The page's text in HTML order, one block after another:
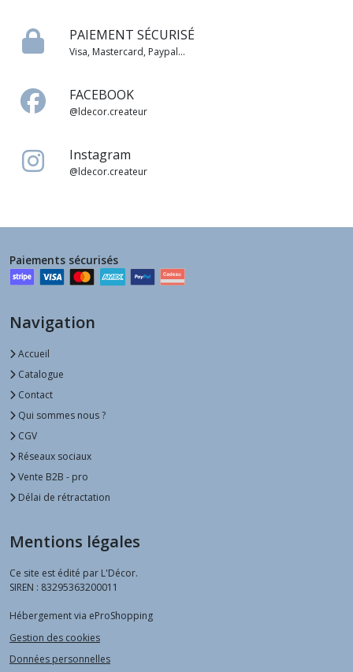
PAIEMENT SÉCURISÉ
Visa, Mastercard, Paypal...
FACEBOOK
@ldecor.createur
Instagram
@ldecor.createur
Paiements sécurisés
Navigation
Accueil
Catalogue
Contact
Qui sommes nous ?
CGV
Réseaux sociaux
Vente B2B - pro
Délai de rétractation
Mentions légales
Ce site est édité par L'Décor.
SIREN : 83295363200011
Hébergement via eProShopping
Gestion des cookies
Données personnelles